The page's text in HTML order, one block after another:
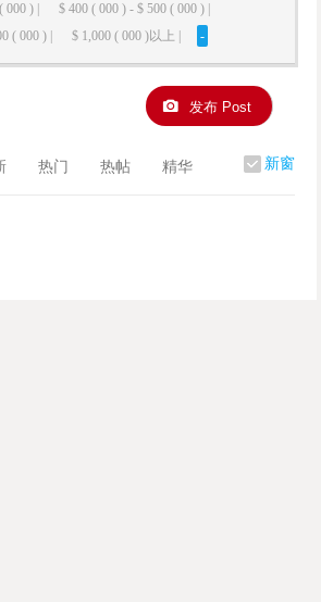
) |
$ 400 ( 000 ) - $ 500 ( 000 ) |
( 000 ) | $ 1,000 ( 000 )以上 | -
发布 Post
新窗
热门 热帖 精华